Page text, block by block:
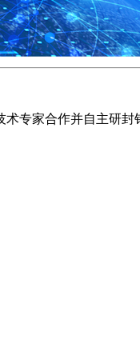
术专家合作并自主研